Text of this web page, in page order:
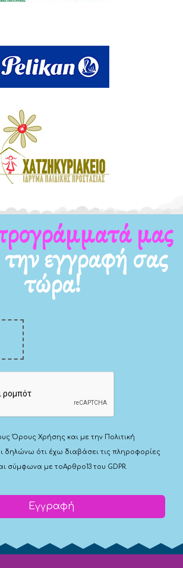
τα νέα μας
εγγραφή σας
τώρα!
Όρους Χρήσης και με την Πολιτική
δηλώνω ότι έχω διαβάσει τις πληροφορίες
σύμφωνα με τοΑρθρο13 του GDPR.
Εγγραφή